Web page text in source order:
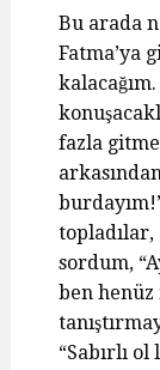
Bu arada
Fatma’ya
fazla
topladılar,
sordum,
ben
“Sabırlı